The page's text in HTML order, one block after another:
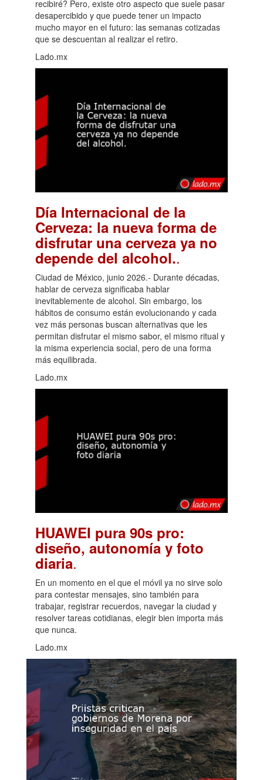
recibiré? Pero, existe otro aspecto que suele pasar
desapercibido y que puede tener un impacto
mucho mayor en el futuro: las semanas cotizadas
que se descuentan al realizar el retiro.
Lado.mx
Día Internacional de la
Cerveza: la nueva forma de
disfrutar una cerveza ya no
depende del alcohol..
Ciudad de México, junio 2026.- Durante décadas,
hablar de cerveza significaba hablar
inevitablemente de alcohol. Sin embargo, los
hábitos de consumo están evolucionando y cada
vez más personas buscan alternativas que les
permitan disfrutar el mismo sabor, el mismo ritual y
la misma experiencia social, pero de una forma
más equilibrada.
Lado.mx
HUAWEI pura 90s pro:
diseño, autonomía y foto
diaria.
En un momento en el que el móvil ya no sirve solo
para contestar mensajes, sino también para
trabajar, registrar recuerdos, navegar la ciudad y
resolver tareas cotidianas, elegir bien importa más
que nunca.
Lado.mx